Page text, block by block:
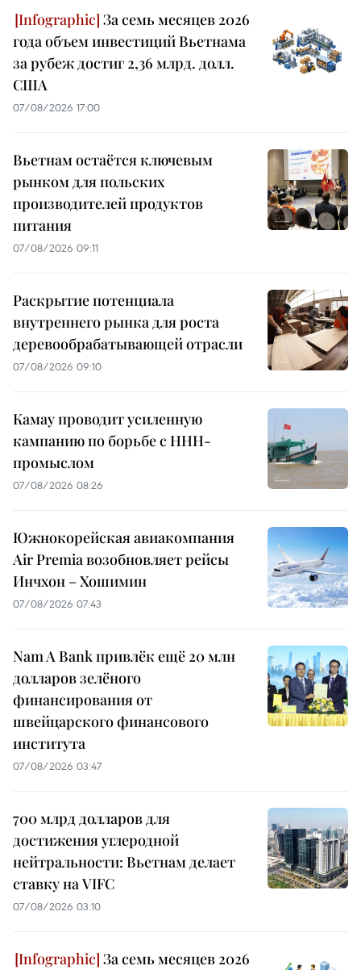
За семь месяцев 2026
года объем инвестиций Вьетнама
за рубеж достиг 2,36 млрд. долл.
США
07/08/2026 17:00
Вьетнам остаётся ключевым
рынком для польских
производителей продуктов
питания
07/08/2026 09:11
Раскрытие потенциала
внутреннего рынка для роста
деревообрабатывающей отрасли
07/08/2026 09:10
Камау проводит усиленную
кампанию по борьбе с ННН-
промыслом
07/08/2026 08:26
Южнокорейская авиакомпания
Air Premia возобновляет рейсы
Инчхон – Хошимин
07/08/2026 07:43
Nam A Bank привлёк ещё 20 млн
долларов зелёного
финансирования от
швейцарского финансового
института
07/08/2026 03:47
700 млрд долларов для
достижения углеродной
нейтральности: Вьетнам делает
ставку на VIFC
07/08/2026 03:10
За семь месяцев 2026